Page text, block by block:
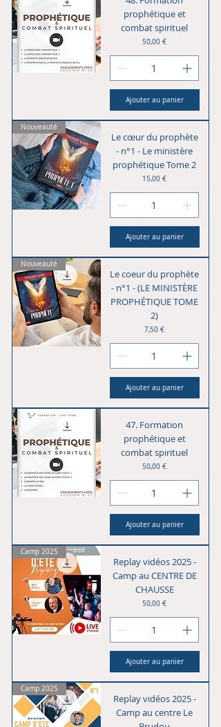
prophétique et
combat spirituel
Prix
50,00 €
Ajouter au panier
Nouveauté
Le cœur du prophète
- n°1 - Le ministère
prophétique Tome 2
Prix
15,00 €
Ajouter au panier
Nouveauté
Le coeur du prophète
- n°1 - (LE MINISTÈRE
PROPHÉTIQUE TOME
2)
Prix
7,50 €
Ajouter au panier
47. Formation
prophétique et
combat spirituel
Prix
50,00 €
Ajouter au panier
Camp 2025
Replay vidéos 2025 -
Camp au CENTRE DE
CHAUSSE
Prix
50,00 €
Ajouter au panier
Camp 2025
Replay vidéos 2025 -
Camp au centre Le